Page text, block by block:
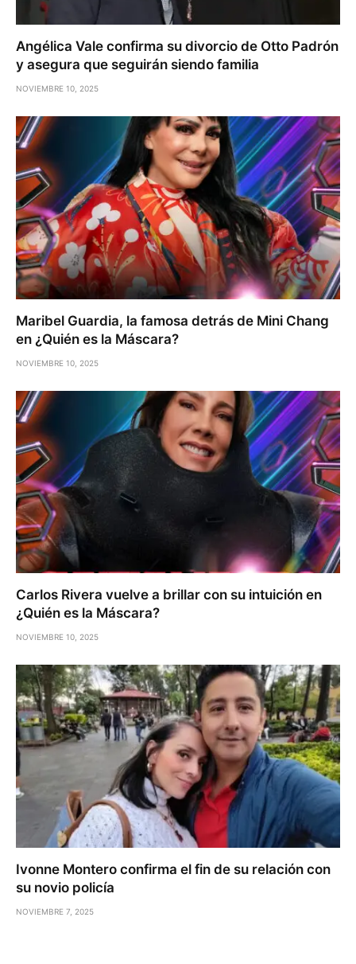
Angélica Vale confirma su divorcio de Otto Padrón
y asegura que seguirán siendo familia
NOVIEMBRE 10, 2025
Maribel Guardia, la famosa detrás de Mini Chang
en ¿Quién es la Máscara?
NOVIEMBRE 10, 2025
Carlos Rivera vuelve a brillar con su intuición en
¿Quién es la Máscara?
NOVIEMBRE 10, 2025
Ivonne Montero confirma el fin de su relación con
su novio policía
NOVIEMBRE 7, 2025